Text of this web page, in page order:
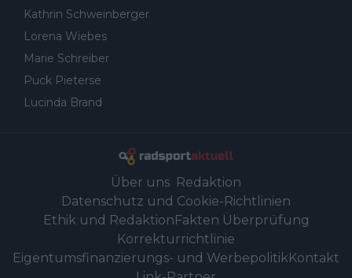
Kathrin Schweinberger
Lorena Wiebes
Marie Schreiber
Puck Pieterse
Lucinda Brand
Über uns Redaktion
Datenschutz und Cookie-Richtlinien
Ethik und Redaktion Fakten Überprüfung
Korrekturrichtlinie
Eigentumsfinanzierungs- und WerbepolitikKontakt